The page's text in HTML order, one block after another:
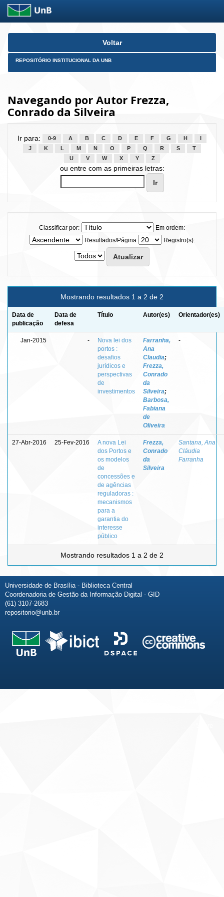
Skip
Voltar
REPOSITÓRIO INSTITUCIONAL DA UNB
Navegando por Autor Frezza,
Conrado da Silveira
Ir para: 0-9 A B C D E F G H
J
K L M N O P Q R S
T
U
V W X Y Z
ou entre com as primeiras letras:
Classificar por:
Em ordem:
Resultados/Página
Registro(s):
Mostrando resultados 1 a 2 de 2
Data de
publicação
Data de
defesa
Título Autor(es) Orientador(es)
Jan-2015 -
Nova lei dos
portos :
desafios
jurídicos e
perspectivas
de
investimentos
Farranha,
Ana
Claudia;
Frezza,
Conrado
da
Silveira;
Barbosa,
Fabiana
de
Oliveira
-
27-Abr-2016 25-Fev-2016
A nova Lei
dos Portos e
os modelos
de
concessões e
de agências
reguladoras :
mecanismos
para a
garantia do
interesse
público
Frezza,
Conrado
da
Silveira
Santana, Ana
Cláudia
Farranha
Mostrando resultados 1 a 2 de 2
Universidade de Brasília - Biblioteca Central
Coordenadoria de Gestão da Informação Digital - GID
(61) 3107-2683
repositorio@unb.br